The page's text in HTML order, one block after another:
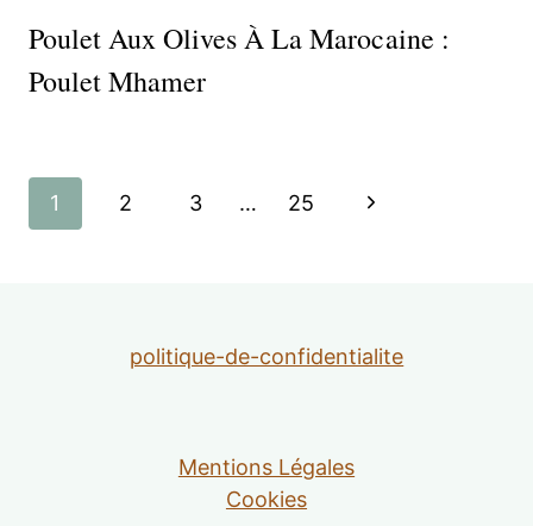
Poulet Aux Olives À La Marocaine :
Poulet Mhamer
Navigation
1 2 3 … 25
Page
politique-de-confidentialite
Mentions Légales
Cookies